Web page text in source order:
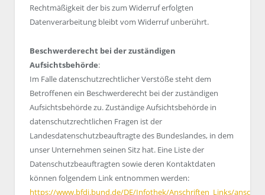
Rechtmäßigkeit der bis zum Widerruf erfolgten
Datenverarbeitung bleibt vom Widerruf unberührt.
Beschwerderecht bei der zuständigen
Aufsichtsbehörde:
Im Falle datenschutzrechtlicher Verstöße steht dem
Betroffenen ein Beschwerderecht bei der zuständigen
Aufsichtsbehörde zu. Zuständige Aufsichtsbehörde in
datenschutzrechtlichen Fragen ist der
Landesdatenschutzbeauftragte des Bundeslandes, in dem
unser Unternehmen seinen Sitz hat. Eine Liste der
Datenschutzbeauftragten sowie deren Kontaktdaten
können folgendem Link entnommen werden:
https://www.bfdi.bund.de/DE/Infothek/Anschriften_Links/